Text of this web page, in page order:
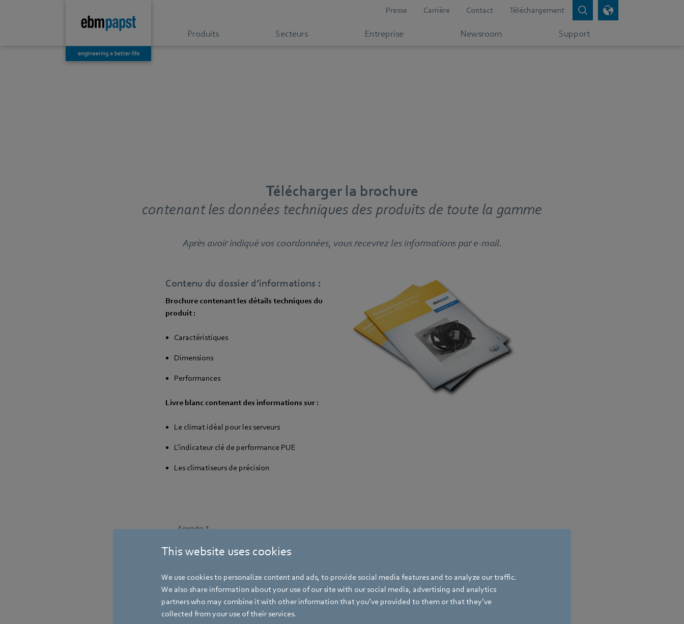
This website uses cookies
We use cookies to personalize content and ads, to provide social media features and to analyze our traffic.
We also share information about your use of our site with our social media, advertising and analytics
partners who may combine it with other information that you’ve provided to them or that they’ve
collected from your use of their services.
Presse Carrière Contact Téléchargement
Produits Secteurs Entreprise Newsroom Support
Télécharger la brochure
contenant les données techniques des produits de toute la gamme
Après avoir indiqué vos coordonnées, vous recevrez les informations par e-mail.
Contenu du dossier d’informations :
Brochure contenant les détails techniques du
produit :
Caractéristiques
Dimensions
Performances
Livre blanc contenant des informations sur :
Le climat idéal pour les serveurs
L’indicateur clé de performance PUE
Les climatiseurs de précision